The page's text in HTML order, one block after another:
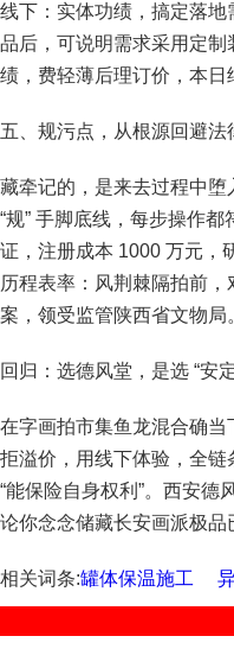
线下：实体功绩，搞定落
品后，可说明需求采用定制
绩，费轻薄后理订价，本
五、规污点，从根源回避法
藏牵记的，是来去过程中
“规” 手脚底线，每步操作
证，注册成本 1000 万元，
历程表率：风荆棘隔拍前
案，领受监管陕西省文物局
回归：选德风堂，是选 “安
在字画拍市集鱼龙混合确
拒溢价，用线下体验，全链
“能保险自身权利”。西安
论你念念储藏长安画派极品
相关词条:罐体保温施工